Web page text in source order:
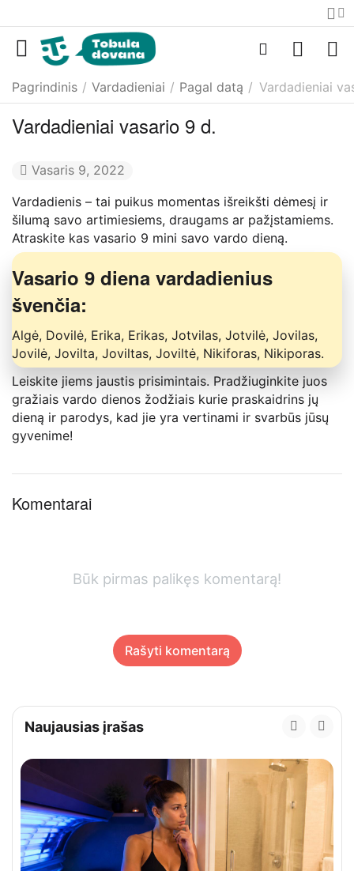
Pagrindinis / Vardadieniai / Pagal datą / Vardadieniai
Vardadieniai vasario 9 d.
Vasaris 9, 2022
Vardadienis – tai puikus momentas išreikšti dėmesį ir
šilumą savo artimiesiems, draugams ar pažįstamiems.
Atraskite kas vasario 9 mini savo vardo dieną.
Vasario 9 diena vardadienius
švenčia:
Algė, Dovilė, Erika, Erikas, Jotvilas, Jotvilė, Jovilas,
Jovilė, Jovilta, Joviltas, Joviltė, Nikiforas, Nikiporas.
Leiskite jiems jaustis prisimintais. Pradžiuginkite juos
gražiais vardo dienos žodžiais kurie praskaidrins jų
dieną ir parodys, kad jie yra vertinami ir svarbūs jūsų
gyvenime!
Komentarai
Būk pirmas palikęs komentarą!
Rašyti komentarą
Naujausias įrašas